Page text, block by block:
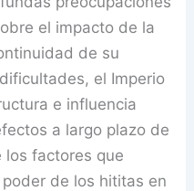
el impacto de la
de su
el Imperio
e influencia
a largo plazo de
los factores que
de los hititas en